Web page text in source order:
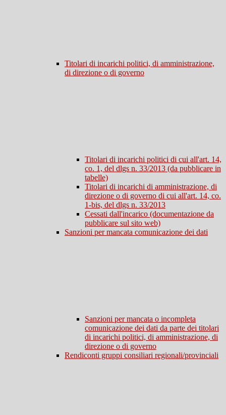
Titolari di incarichi politici, di amministrazione,
di direzione o di governo
Titolari di incarichi politici di cui all'art. 14,
co. 1, del dlgs n. 33/2013 (da pubblicare in
tabelle)
Titolari di incarichi di amministrazione, di
direzione o di governo di cui all'art. 14, co.
1-bis, del dlgs n. 33/2013
Cessati dall'incarico (documentazione da
pubblicare sul sito web)
Sanzioni per mancata comunicazione dei dati
Sanzioni per mancata o incompleta
comunicazione dei dati da parte dei titolari
di incarichi politici, di amministrazione, di
direzione o di governo
Rendiconti gruppi consiliari regionali/provinciali